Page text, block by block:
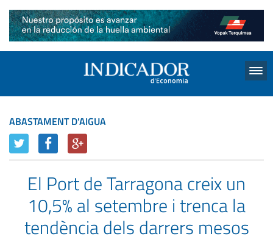
ABASTAMENT D'AIGUA
El Port de Tarragona creix un
10,5% al setembre i trenca la
tendència dels darrers mesos